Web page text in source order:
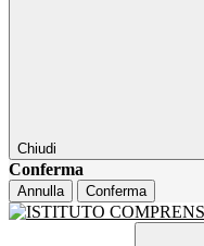
Chiudi
Conferma
Annulla Conferma